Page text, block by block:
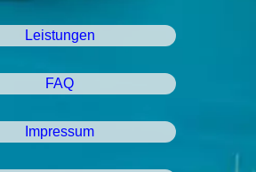
Leistungen
FAQ
Impressum